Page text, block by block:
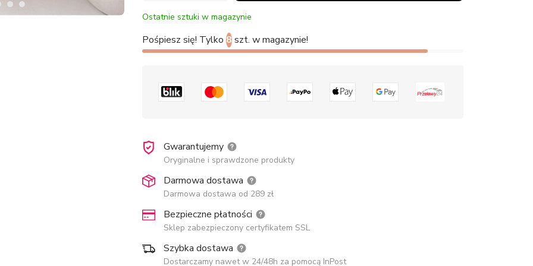
Ostatnie sztuki w magazynie
Pośpiesz się! Tylko 8szt. w magazynie!
Gwarantujemy
Oryginalne i sprawdzone produkty
Darmowa dostawa
Darmowa dostawa od 289 zł
Bezpieczne płatności
Sklep zabezpieczony certyfikatem SSL
Szybka dostawa
Dostarczamy nawet w 24/48h za pomocą InPost